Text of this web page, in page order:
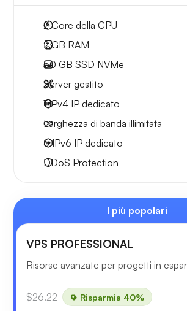
2Core della CPU
2 GB RAM
50 GB SSD NVMe
Server gestito
1 IPv4 IP dedicato
Larghezza di banda illimitata
6 IPv6 IP dedicato
DDoS Protection
I più popolari
VPS PROFESSIONAL
Risorse avanzate per progetti in
$26.22 Risparmia 40%